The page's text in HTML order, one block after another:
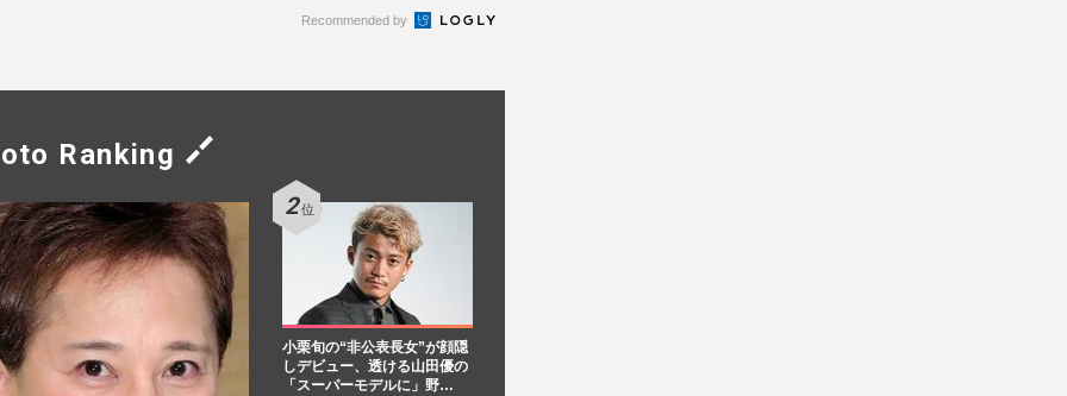
Recommended by
Ranking
小栗旬の“非公表長女”が顔隠
しデビュー、透ける山田優の
「スーパーモデルに」野…